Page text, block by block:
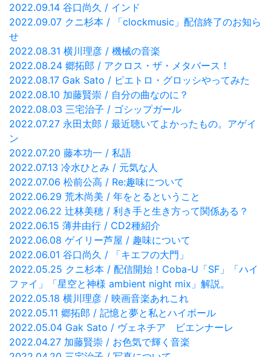
2022.09.14 谷口尚久 / インド
2022.09.07 クニ杉本 / 「clockmusic」配信終了のお知ら
せ
2022.08.31 横川理彦 / 機械の音楽
2022.08.24 郷拓郎 / アクロス・ザ・メタバース！
2022.08.17 Gak Sato / ピエトロ・グロッシやってみた
2022.08.10 加藤賢崇 / 自分の曲なのに？
2022.08.03 三宅治子 / ゴシップガール
2022.07.27 永田太郎 / 最近聴いてよかったもの。アゲイ
ン
2022.07.20 藤本功一 / 私語
2022.07.13 冷水ひとみ / 元気な人
2022.07.06 松前公高 / Re:趣味について
2022.06.29 荒木尚美 / 年をとるということ
2022.06.22 辻林美穂 / 利き手と生き方って関係ある？
2022.06.15 薄井由行 / CD2種紹介
2022.06.08 ゲイリー芦屋 / 趣味について
2022.06.01 谷口尚久 / 「キエフの大門」
2022.05.25 クニ杉本 / 配信開始！Coba-U「SF」「ハイ
ファイ」「星空と神様 ambient night mix」解説。
2022.05.18 横川理彦 / 映画音楽あれこれ
2022.05.11 郷拓郎 / 記憶と夢と私とハイボール
2022.05.04 Gak Sato / ヴェネチア ビエンナーレ
2022.04.27 加藤賢崇 / お色気で輝く音楽